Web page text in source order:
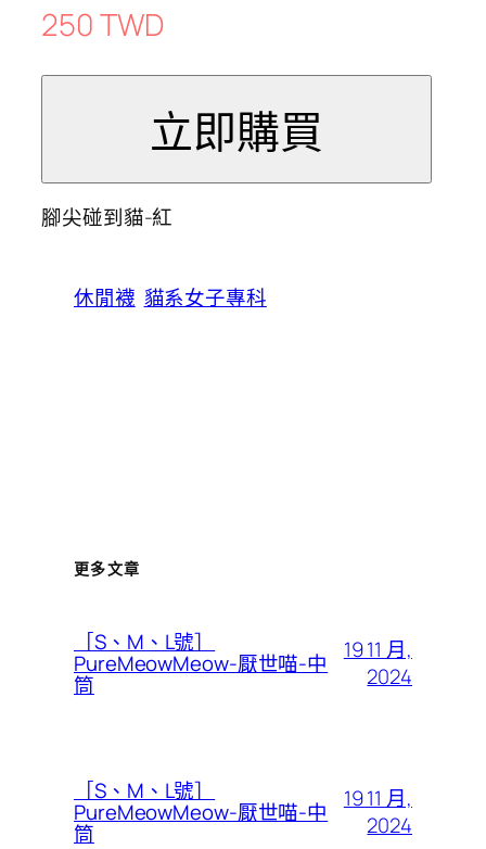
250 TWD
腳尖碰到貓-紅
休閒襪 貓系女子專科
更多文章
［S、M、L號］
PureMeowMeow-厭世喵-中
筒
19 11 月,
2024
［S、M、L號］
PureMeowMeow-厭世喵-中
筒
19 11 月,
2024